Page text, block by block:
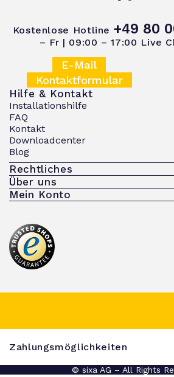
Kostenlose Hotline +49 80
– Fr | 09:00 – 17:00 Live
E-Mail
Kontaktformular
Hilfe & Kontakt
Installationshilfe
FAQ
Kontakt
Downloadcenter
Blog
Rechtliches
Über uns
Mein Konto
Zahlungsmöglichkeiten
© sixa AG – All Rights